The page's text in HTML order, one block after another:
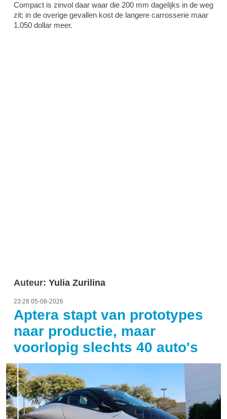
Compact is zinvol daar waar die 200 mm dagelijks in de weg
zit; in de overige gevallen kost de langere carrosserie maar
1.050 dollar meer.
Auteur: Yulia Zurilina
23:28 05-08-2026
Aptera stapt van prototypes
naar productie, maar
voorlopig slechts 40 auto's